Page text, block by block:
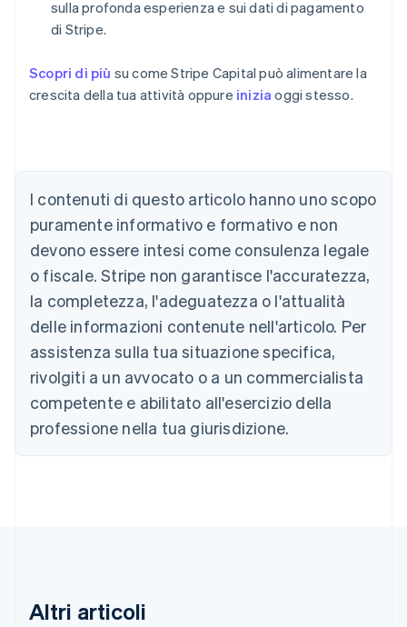
sulla profonda esperienza e sui dati di pagamento
di Stripe.
Scopri di più su come Stripe Capital può alimentare la
crescita della tua attività oppure inizia oggi stesso.
I contenuti di questo articolo hanno uno scopo
puramente informativo e formativo e non
devono essere intesi come consulenza legale
o fiscale. Stripe non garantisce l'accuratezza,
la completezza, l'adeguatezza o l'attualità
delle informazioni contenute nell'articolo. Per
assistenza sulla tua situazione specifica,
rivolgiti a un avvocato o a un commercialista
competente e abilitato all'esercizio della
professione nella tua giurisdizione.
Altri articoli
English
Austria
Deutsch English
Belgio
NederlandsFrançaisDeutschEnglish
PortuguêsEnglish
Bulgaria
English
Canada
English Français
Cina continentale
Cipro
English
EnglishSvenska